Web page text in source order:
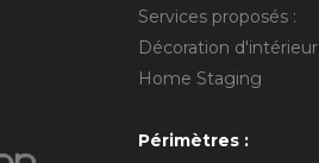
Services proposés :
Décoration d'intérieur
Home Staging
Périmètres :